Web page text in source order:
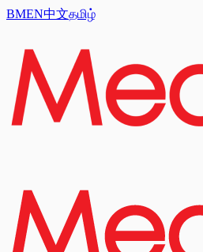
BMEN中文தமிழ்